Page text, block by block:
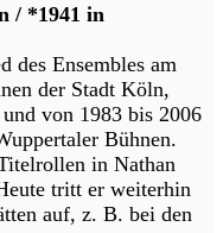
/ *1941 in
des Ensembles am
der Stadt Köln,
von 1983 bis 2006
Bühnen.
in Nathan
tritt er weiterhin
auf, z. B. bei den